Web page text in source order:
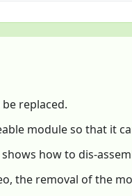
replaced.
module so that it
how to dis-
the removal of the